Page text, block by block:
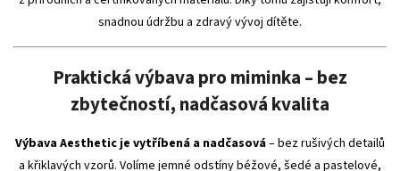
snadnou údržbu a zdravý vývoj dítěte.
Praktická výbava pro miminka – bez
zbytečností, nadčasová kvalita
Výbava Aesthetic je vytříbená a nadčasová– bez rušivých detailů
a křiklavých vzorů. Volíme jemné odstíny béžové, šedé a pastelové,